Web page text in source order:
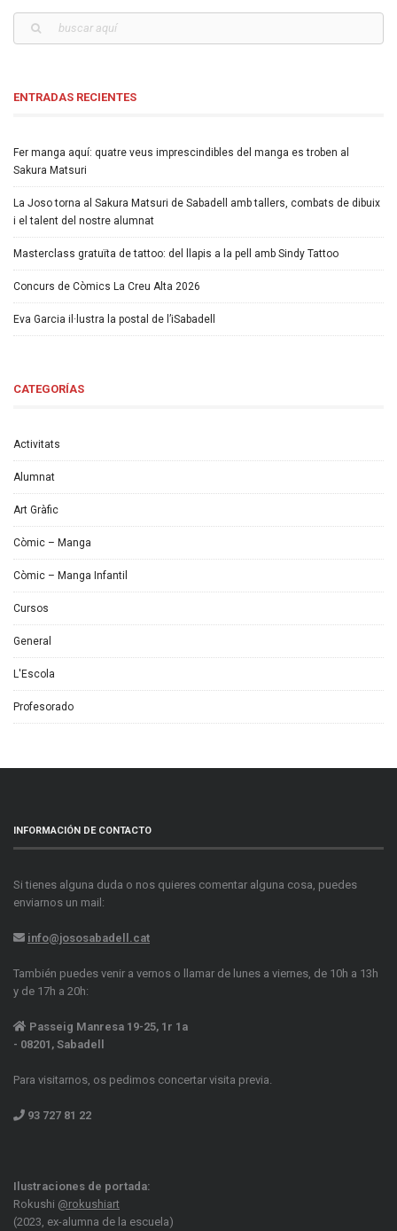
ENTRADAS RECIENTES
Fer manga aquí: quatre veus imprescindibles del manga es troben al
Sakura Matsuri
La Joso torna al Sakura Matsuri de Sabadell amb tallers, combats de dibuix
i el talent del nostre alumnat
Masterclass gratuïta de tattoo: del llapis a la pell amb Sindy Tattoo
Concurs de Còmics La Creu Alta 2026
Eva Garcia il·lustra la postal de l’iSabadell
CATEGORÍAS
Activitats
Alumnat
Art Gràfic
Còmic – Manga
Còmic – Manga Infantil
Cursos
General
L'Escola
Profesorado
INFORMACIÓN DE CONTACTO
Si tienes alguna duda o nos quieres comentar alguna cosa, puedes
enviarnos un mail:
info@jososabadell.cat
También puedes venir a vernos o llamar de lunes a viernes, de 10h a 13h
y de 17h a 20h:
Passeig Manresa 19-25, 1r 1a
- 08201, Sabadell
Para visitarnos, os pedimos concertar visita previa.
93 727 81 22
Ilustraciones de portada:
Rokushi @rokushiart
(2023, ex-alumna de la escuela)